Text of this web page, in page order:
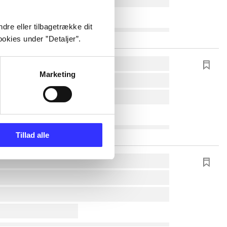
eller tilbagetrække dit
under ”Detaljer”.
Marketing
Tillad alle